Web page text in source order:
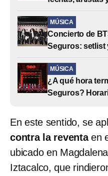
MÚSICA
Concierto de
Seguros: setlist
MÚSICA
¿A qué hora
Seguros?
En este sentido, se
contra la reventaen
ubicado en
Iztacalco, que